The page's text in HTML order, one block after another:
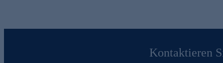
Kontaktieren